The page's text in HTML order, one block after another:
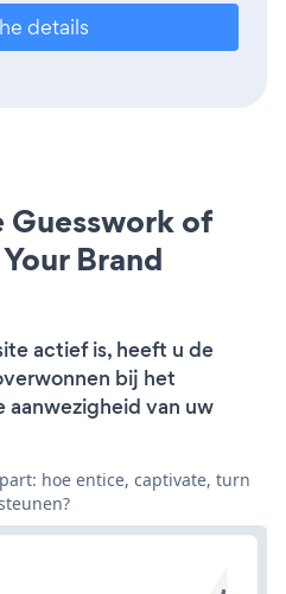
details
Guesswork of
Brand
actief is, heeft u de
bij het
aanwezigheid van uw
hoe entice, captivate, turn